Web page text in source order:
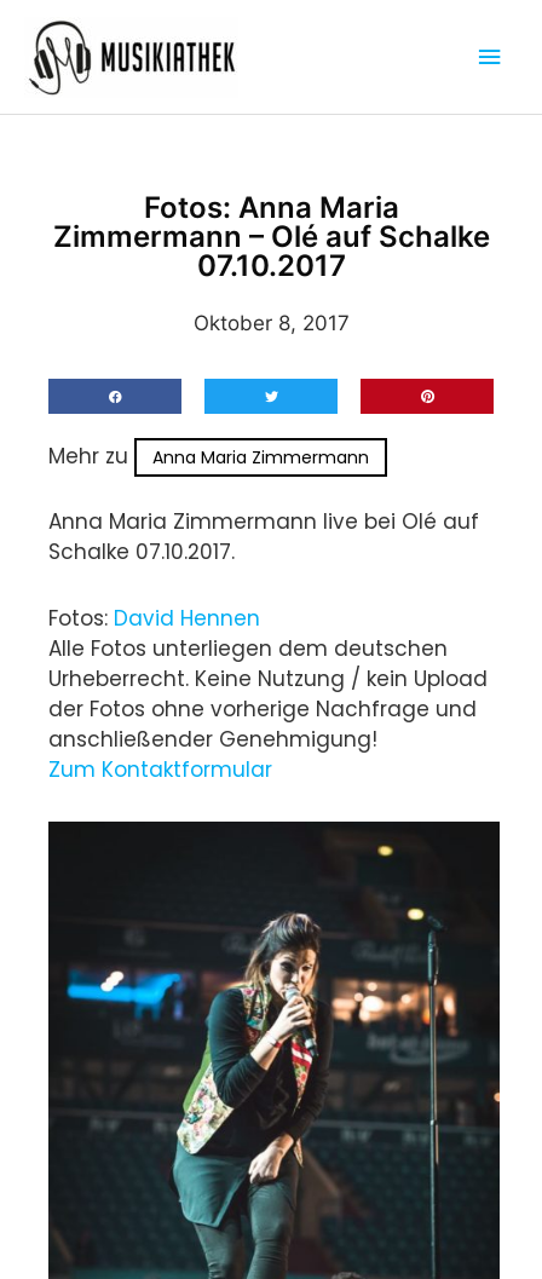
Inhalt
springen
Fotos: Anna Maria
Zimmermann – Olé auf Schalke
07.10.2017
Oktober 8, 2017
Mehr zu Anna Maria Zimmermann
Anna Maria Zimmermann live bei Olé auf
Schalke 07.10.2017.
Fotos: David Hennen
Alle Fotos unterliegen dem deutschen
Urheberrecht. Keine Nutzung / kein Upload
der Fotos ohne vorherige Nachfrage und
anschließender Genehmigung!
Zum Kontaktformular